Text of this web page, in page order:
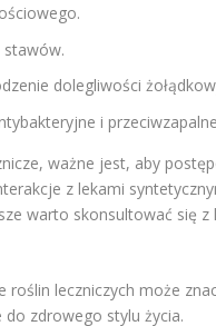
stawów.
dolegliwości
i
ważne jest, aby
z lekami
warto skonsultować się
roślin leczniczych może
do zdrowego stylu życia.